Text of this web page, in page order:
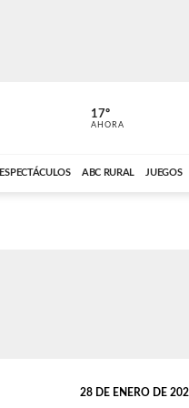
ABC CARDINAL
17º
AHORA
ESPECTÁCULOS ABC RURAL JUEGOS
28 DE ENERO DE